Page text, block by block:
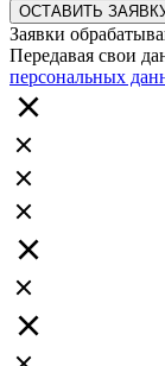
ОСТАВИТЬ
Заявки
Передавая свои
персональных